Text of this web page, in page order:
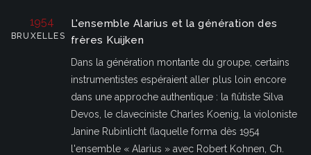
1954
BRUXELLES
L'ensemble Alarius et la génération des
frères Kuijken
Dans la génération montante du groupe, certains
instrumentistes espéraient aller plus loin encore
dans une approche authentique : la flûtiste Silva
Devos, le claveciniste Charles Koenig, la violoniste
Janine Rubinlicht (laquelle forma dès 1954
l'ensemble « Alarius » avec Robert Kohnen, Ch.